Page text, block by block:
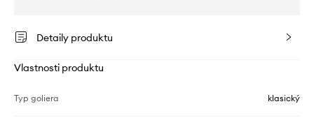
Detaily produktu
Vlastnosti produktu
Typ goliera klasický